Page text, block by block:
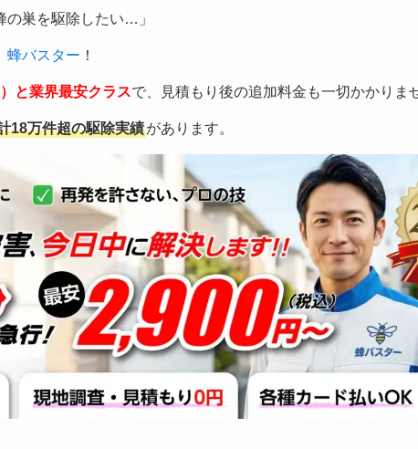
の巣を駆除したい…」
蜂バスター ！
と業界最安クラスで、見積もり後の追加料金も一切かかりま
18万件超の駆除実績があります。